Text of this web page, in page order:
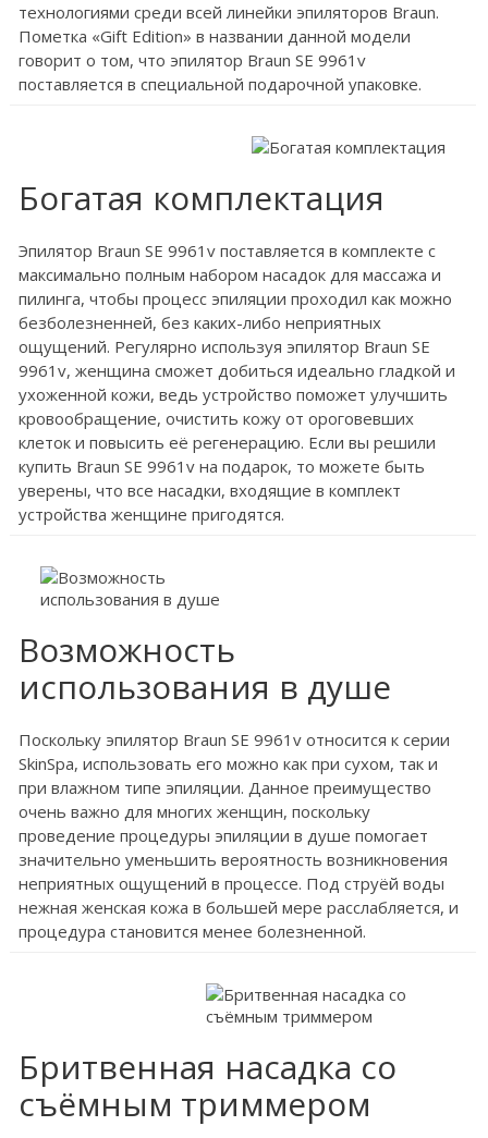
технологиями среди всей линейки эпиляторов Braun.
Пометка «Gift Edition» в названии данной модели
говорит о том, что эпилятор Braun SE 9961v
поставляется в специальной подарочной упаковке.
Богатая комплектация
Эпилятор Braun SE 9961v поставляется в комплекте с
максимально полным набором насадок для массажа и
пилинга, чтобы процесс эпиляции проходил как можно
безболезненней, без каких-либо неприятных
ощущений. Регулярно используя эпилятор Braun SE
9961v, женщина сможет добиться идеально гладкой и
ухоженной кожи, ведь устройство поможет улучшить
кровообращение, очистить кожу от ороговевших
клеток и повысить её регенерацию. Если вы решили
купить Braun SE 9961v на подарок, то можете быть
уверены, что все насадки, входящие в комплект
устройства женщине пригодятся.
Возможность
использования в душе
Поскольку эпилятор Braun SE 9961v относится к серии
SkinSpa, использовать его можно как при сухом, так и
при влажном типе эпиляции. Данное преимущество
очень важно для многих женщин, поскольку
проведение процедуры эпиляции в душе помогает
значительно уменьшить вероятность возникновения
неприятных ощущений в процессе. Под струёй воды
нежная женская кожа в большей мере расслабляется, и
процедура становится менее болезненной.
Бритвенная насадка со
съёмным триммером